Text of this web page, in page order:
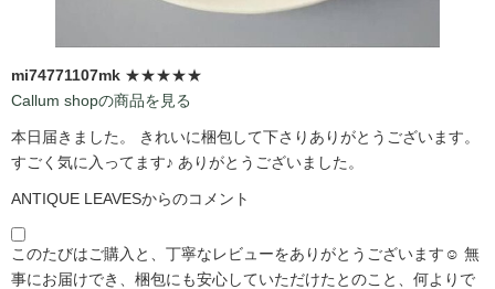
mi74771107mk ★★★★★
Callum shopの商品を見る
本日届きました。 きれいに梱包して下さりありがとうございます。
すごく気に入ってます♪ ありがとうございました。
ANTIQUE LEAVESからのコメント
このたびはご購入と、丁寧なレビューをありがとうございます☺️ 無
事にお届けでき、梱包にも安心していただけたとのこと、何よりで